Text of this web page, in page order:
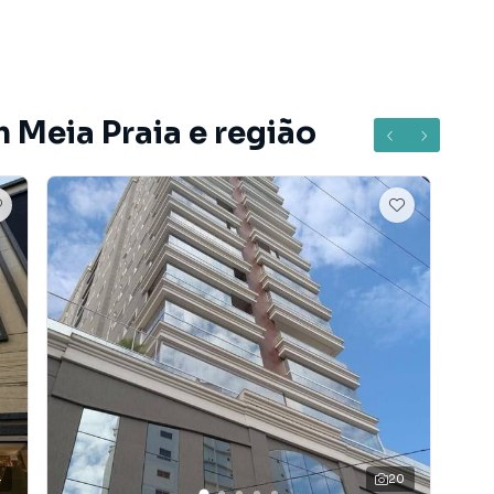
prévio.
casas residenciais e comerciais, sobrados,
além de empreendimentos em construção ou
regiões de Itapema. Aqui você encontra milhares de
com seu estilo de vida.
com segurança e tranquilidade. Na Interpraias
em Itapema mesmo não estando na cidade e
seu computador ou smartphone. Nós criamos
proprietários, inquilinos e compradores com o
Interpraias Imóveis é uma imobiliária digital com
Meia Praia e região
20